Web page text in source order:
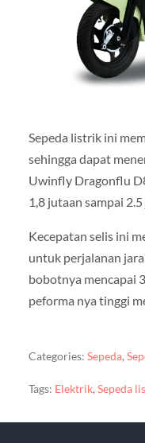
Sepeda listrik ini
sehingga dapat
Uwinfly Dragonflu
1,8 jutaan sampai
Kecepatan selis ini
untuk perjalanan
bobotnya mencapai
peforma nya tinggi
Categories: Sepeda,
Tags: Elektrik, Sepeda